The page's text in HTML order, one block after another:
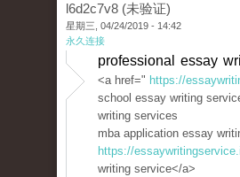
l6d2c7v8 (未验证)
星期三, 04/24/2019 - 14:42
永久连接
professional essay
<a href=" https://
school essay writing
writing services
mba application essay
https://
writing service</a>